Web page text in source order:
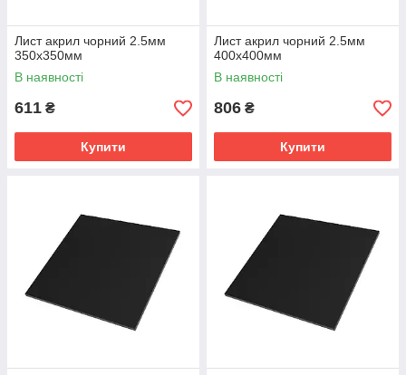
Лист акрил чорний 2.5мм
350х350мм
В наявності
611 ₴
Купити
Лист акрил чорний 2.5мм
400х400мм
В наявності
806 ₴
Купити